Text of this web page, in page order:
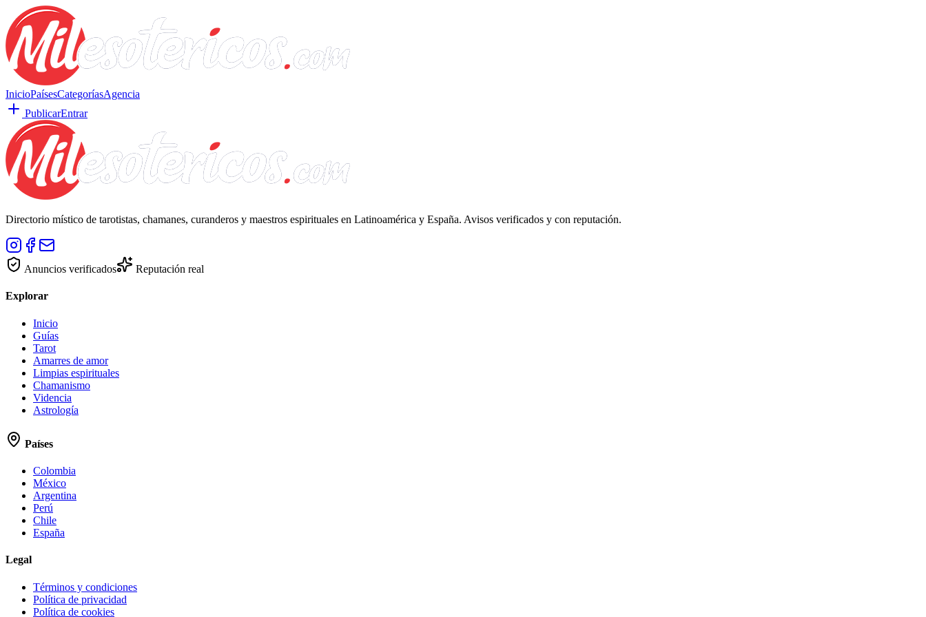
InicioPaísesCategoríasAgencia
PublicarEntrar
Directorio místico de tarotistas, chamanes, curanderos y maestros espirituales en Latinoamérica y España. Avisos verificados y con reputación.
Anuncios verificados Reputación real
Explorar
Inicio
Guías
Tarot
Amarres de amor
Limpias espirituales
Chamanismo
Videncia
Astrología
Países
Colombia
México
Argentina
Perú
Chile
España
Legal
Términos y condiciones
Política de privacidad
Política de cookies